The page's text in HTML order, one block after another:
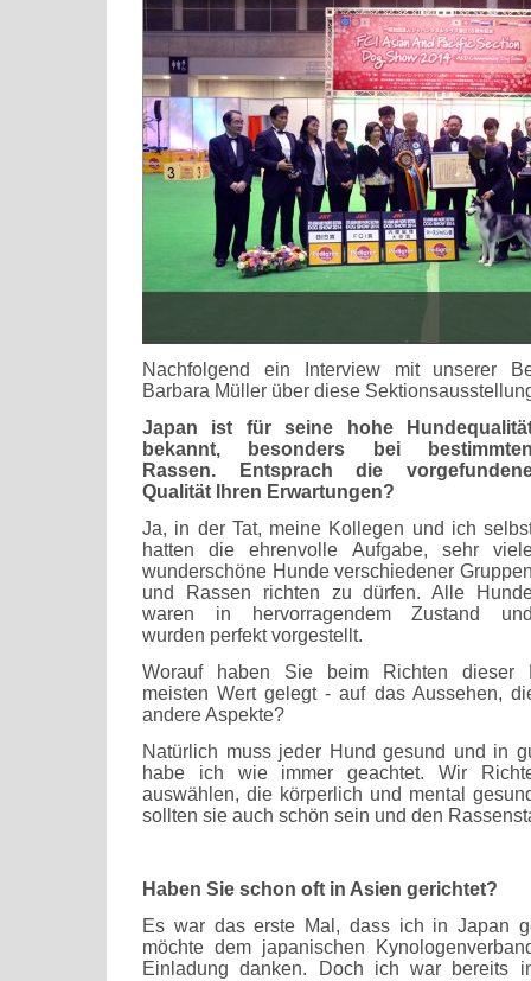
Nachfolgend ein Interview mit unserer
Barbara Müller über diese
Japan ist für seine hohe
bekannt, besonders bei
Rassen. Entsprach die
Qualität Ihren Erwartungen?
Ja, in der Tat, meine Kollegen und ich
hatten die ehrenvolle Aufgabe, sehr
wunderschöne Hunde verschiedener
und Rassen richten zu dürfen. Alle
waren in hervorragendem Zustand
wurden perfekt vorgestellt.
Worauf haben Sie beim Richten dieser
meisten Wert gelegt - auf das Aussehen,
andere Aspekte?
Natürlich muss jeder Hund gesund und in
habe ich wie immer geachtet. Wir
auswählen, die körperlich und mental
sollten sie auch schön sein und den
Haben Sie schon oft in Asien gerichtet?
Es war das erste Mal, dass ich in Japan
möchte dem japanischen
Einladung danken. Doch ich war bereits